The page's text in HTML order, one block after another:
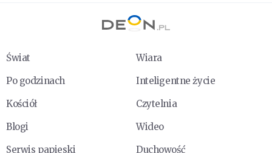
Świat
Wiara
Po godzinach
Inteligentne życie
Kościół
Czytelnia
Blogi
Wideo
Serwis papieski
Duchowość